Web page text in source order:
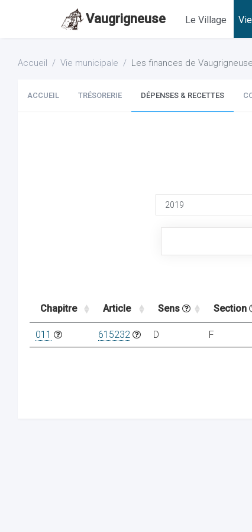
Vaugrigneuse Le Village
Accueil Vie municipale Les finances de Vaugrigneuse
ACCUEIL TRÉSORERIE DÉPENSES & RECETTES
Chapitre Article Sens Section
011 615232 D F